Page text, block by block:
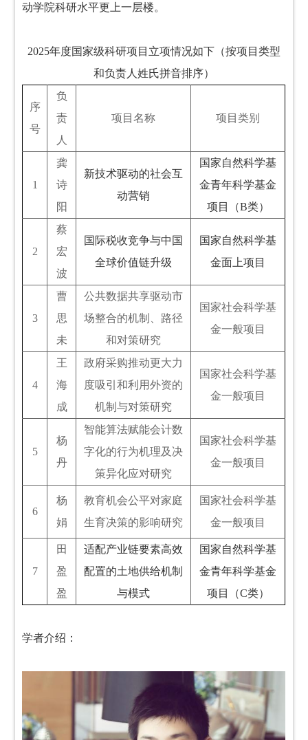
动学院科研水平更上一层楼。
2025年度国家级科研项目立项情况如下（按项目类型
和负责人姓氏拼音排序）
序
号
负
责
人
项目名称 项目类别
1
龚
诗
阳
新技术驱动的社会互
动营销
国家自然科学基
金青年科学基金
项目（B类）
2
蔡
宏
波
国际税收竞争与中国
全球价值链升级
国家自然科学基
金面上项目
3
曹
思
未
公共数据共享驱动市
场整合的机制、路径
和对策研究
国家社会科学基
金一般项目
4
王
海
成
政府采购推动更大力
度吸引和利用外资的
机制与对策研究
国家社会科学基
金一般项目
5
杨
丹
智能算法赋能会计数
字化的行为机理及决
策异化应对研究
国家社会科学基
金一般项目
6
杨
娟
教育机会公平对家庭
生育决策的影响研究
国家社会科学基
金一般项目
7
田
盈
盈
适配产业链要素高效
配置的土地供给机制
与模式
国家自然科学基
金青年科学基金
项目（C类）
学者介绍：